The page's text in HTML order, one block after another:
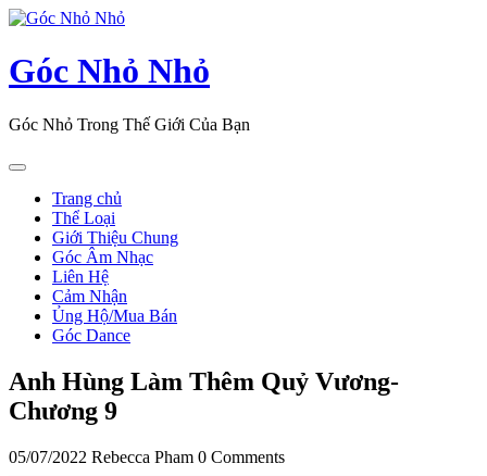
Skip
content
Góc Nhỏ Nhỏ
Góc Nhỏ Trong Thế Giới Của Bạn
Open
ButtonTrang chủ
Thể Loại
Giới Thiệu Chung
Góc Âm Nhạc
Liên Hệ
Cảm Nhận
Ủng Hộ/Mua Bán
Góc Dance
Close
Button
Anh Hùng Làm Thêm Quỷ Vương-
Chương 9
05/07/2022 Rebecca Pham 0 Comments